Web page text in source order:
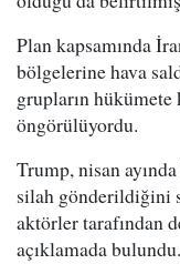
Plan kapsamında
bölgelerine hava
grupların
öngörülüyordu.
Trump, nisan
silah gönderildiğini
aktörler tarafından
açıklamada bulundu.